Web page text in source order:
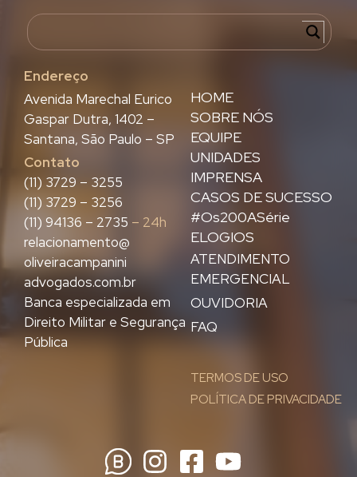
Endereço
HOME
SOBRE NÓS
EQUIPE
UNIDADES
IMPRENSA
CASOS DE SUCESSO
#Os200ASérie
ELOGIOS
ATENDIMENTO
EMERGENCIAL
OUVIDORIA
FAQ
TERMOS DE USO
POLÍTICA DE PRIVACIDADE
Avenida Marechal Eurico
Gaspar Dutra, 1402 –
Santana, São Paulo – SP
Contato
(11) 3729 – 3255
(11) 3729 – 3256
(11) 94136 – 2735 – 24h
relacionamento@
oliveiracampanini
advogados.com.br
Banca especializada em
Direito Militar e Segurança
Pública